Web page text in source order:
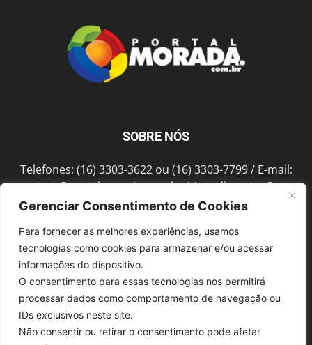
Gerenciar Consentimento de Cookies
Para fornecer as melhores experiências, usamos
tecnologias como cookies para armazenar e/ou acessar
informações do dispositivo.
O consentimento para essas tecnologias nos permitirá
processar dados como comportamento de navegação ou
IDs exclusivos neste site.
Não consentir ou retirar o consentimento pode afetar
SOBRE NÓS
Telefones: (16) 3303-3622 ou (16) 3303-7799 / E-mail:
contato@portalmorada.com.br/ Atendimento: Seg a
Sex das 8h às 18h / Endereço: Av. Bento de Abreu, 889
SIGA-NOS